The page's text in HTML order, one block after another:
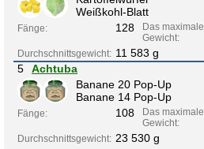
Weißkohl-Blatt
Fänge: 128
Das maximale
Gewicht:
Durchschnittsgewicht: 11 583 g
5
Achtuba
Banane 20 Pop-Up
Banane 14 Pop-Up
Fänge: 108
Das maximale
Gewicht:
Durchschnittsgewicht: 23 530 g